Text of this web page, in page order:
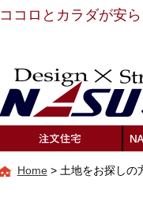
ココロとカラダが安
Home> 土地をお探しの